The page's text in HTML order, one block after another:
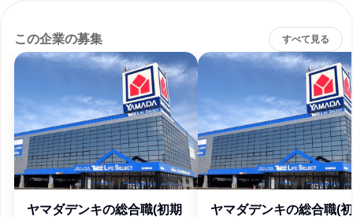
この企業の募集 すべて見る
ヤマダデンキの総合職(初期
ヤマダデンキの総合職(